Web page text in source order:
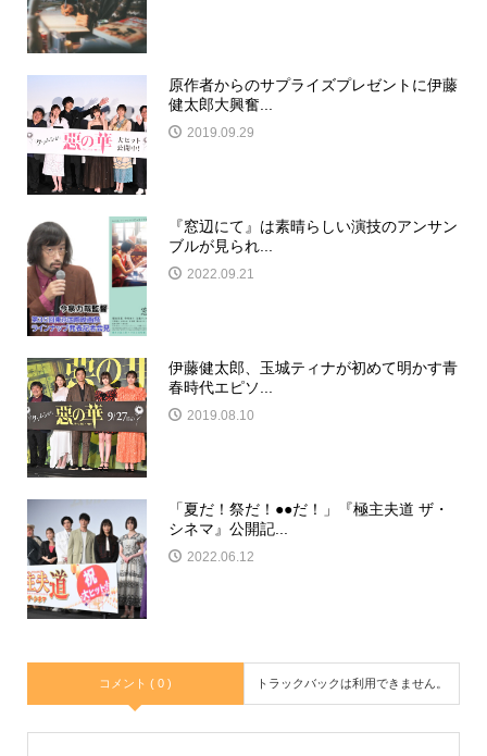
原作者からのサプライズプレゼントに伊藤
健太郎大興奮...
2019.09.29
『窓辺にて』は素晴らしい演技のアンサン
ブルが見られ...
2022.09.21
伊藤健太郎、玉城ティナが初めて明かす青
春時代エピソ...
2019.08.10
「夏だ！祭だ！●●だ！」『極主夫道 ザ・
シネマ』公開記...
2022.06.12
コメント ( 0 ) トラックバックは利用できません。